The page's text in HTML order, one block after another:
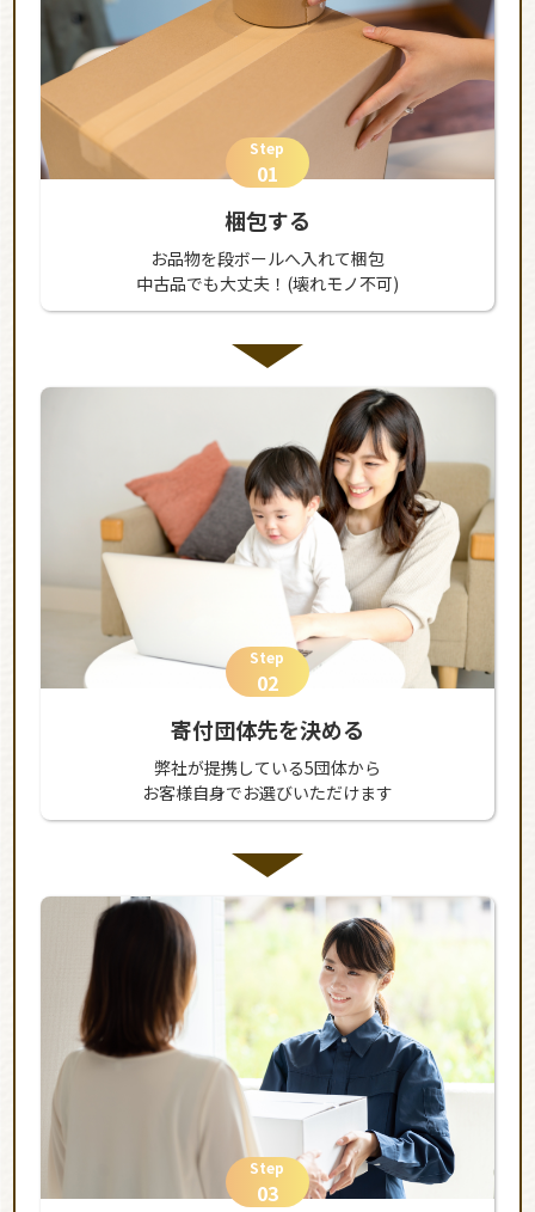
Step
01
梱包する
お品物を段ボールへ入れて梱包
中古品でも大丈夫！(壊れモノ不可)
Step
02
寄付団体先を決める
弊社が提携している5団体から
お客様自身でお選びいただけます
Step
03